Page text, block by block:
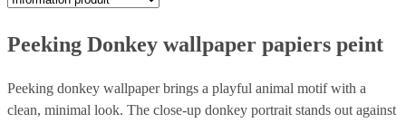
Peeking Donkey wallpaper papiers peint
Peeking donkey wallpaper brings a playful animal motif with a
clean, minimal look. The close-up donkey portrait stands out against